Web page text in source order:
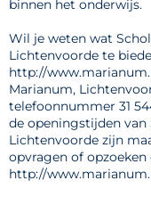
binnen het onderwijs.
Wil je weten wat
Lichtenvoorde te
http://
Marianum,
telefoonnummer 31
de openingstijden van
Lichtenvoorde zijn
opvragen of
http://